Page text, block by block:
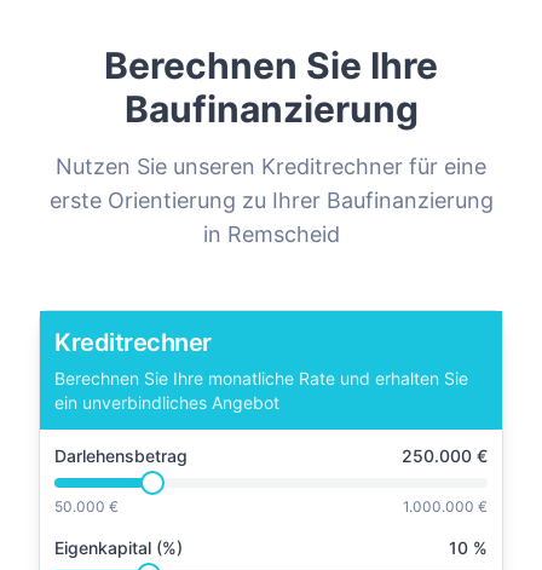
Berechnen Sie Ihre
Baufinanzierung
Nutzen Sie unseren Kreditrechner für eine
erste Orientierung zu Ihrer Baufinanzierung
in Remscheid
Kreditrechner
Berechnen Sie Ihre monatliche Rate und erhalten Sie
ein unverbindliches Angebot
Darlehensbetrag 250.000 €
50.000 € 1.000.000 €
Eigenkapital (%) 10 %